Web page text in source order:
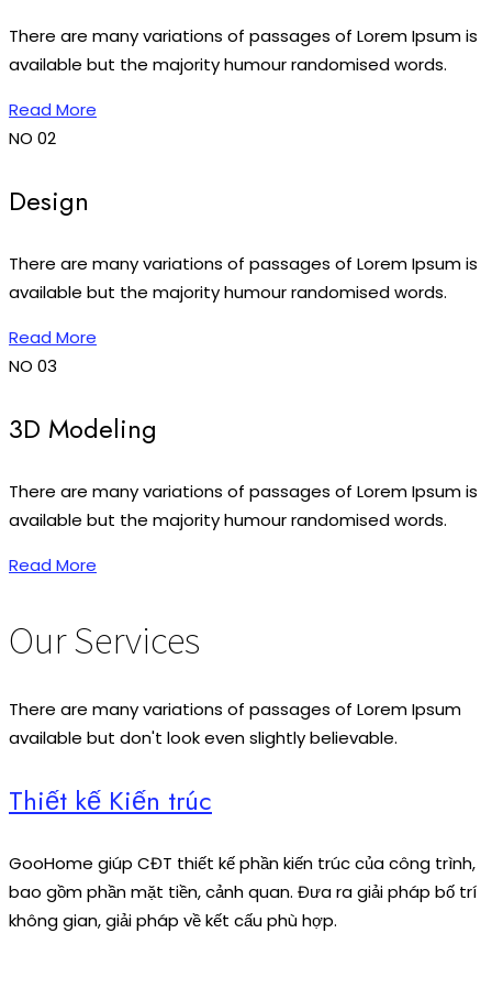
There are many variations of passages of Lorem Ipsum is
available but the majority humour randomised words.
Read More
NO 02
Design
There are many variations of passages of Lorem Ipsum is
available but the majority humour randomised words.
Read More
NO 03
3D Modeling
There are many variations of passages of Lorem Ipsum is
available but the majority humour randomised words.
Read More
Our Services
There are many variations of passages of Lorem Ipsum
available but don't look even slightly believable.
Thiết kế Kiến trúc
GooHome giúp CĐT thiết kế phần kiến trúc của công trình,
bao gồm phần mặt tiền, cảnh quan. Đưa ra giải pháp bố trí
không gian, giải pháp về kết cấu phù hợp.